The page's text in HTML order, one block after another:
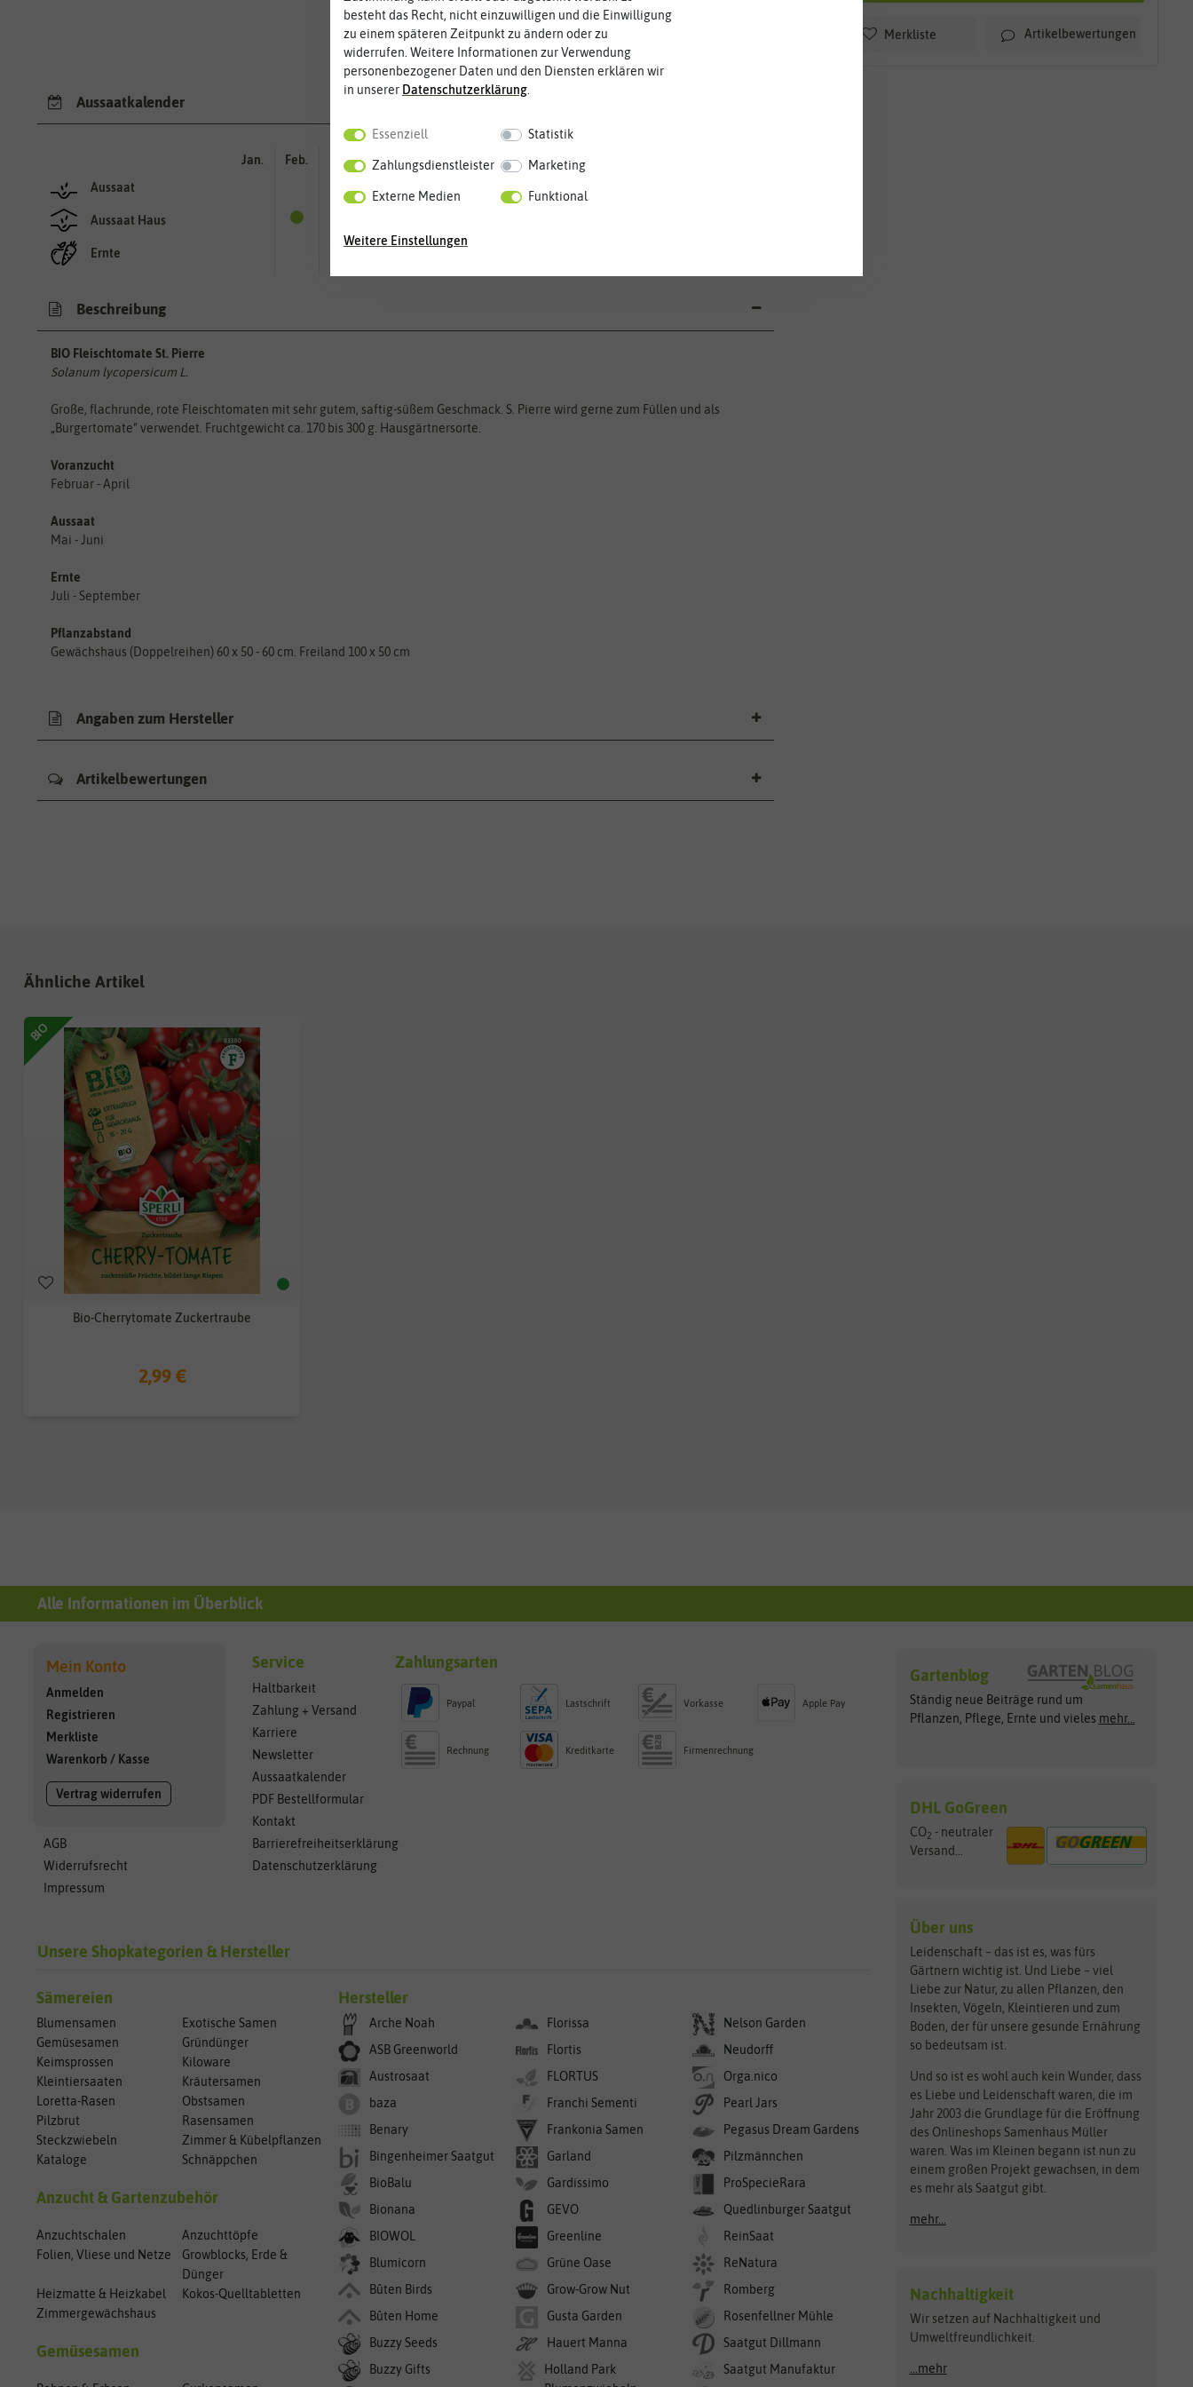
Merkliste Artikelbewertungen
Die Farbe der reifen Frucht, die
Aussaatkalender
Aussaat
Aussaat Haus
Ernte
Jan. Feb. Mär. Apr. Mai Jun. Jul. Aug.
Beschreibung
BIO Fleischtomate St. Pierre
Solanum lycopersicum L.
Große, flachrunde, rote Fleischtomaten mit sehr gutem, saftig-süßem Geschmack. S. Pierre wird gerne zum Füllen und als
„Burgertomate“ verwendet. Fruchtgewicht ca. 170 bis 300 g. Hausgärtnersorte.
Voranzucht
Februar - April
Aussaat
Mai - Juni
Ernte
Juli - September
Pflanzabstand
Gewächshaus (Doppelreihen) 60 x 50 - 60 cm. Freiland 100 x 50 cm
Angaben zum Hersteller
Artikelbewertungen
Ähnliche Artikel
BIO
Bio-Cherrytomate Zuckertraube
2,99 €
Alle Informationen im Überblick
Mein Konto
Anmelden
Registrieren
Merkliste
Warenkorb / Kasse
Vertrag widerrufen
AGB
Widerrufsrecht
Impressum
Service
Haltbarkeit
Zahlung + Versand
Karriere
Newsletter
Aussaatkalender
PDF Bestellformular
Kontakt
Barrierefreiheitserklärung
Datenschutzerklärung
Zahlungsarten
Paypal Lastschrift Vorkasse Apple Pay
Rechnung Kreditkarte Firmenrechnung
Unsere Shopkategorien & Hersteller
Sämereien
Blumensamen
Exotische Samen
Gemüsesamen
Gründünger
Keimsprossen
Kiloware
Kleintiersaaten
Kräutersamen
Loretta-Rasen
Obstsamen
Pilzbrut
Rasensamen
Steckzwiebeln
Zimmer & Kübelpflanzen
Kataloge
Schnäppchen
Anzucht & Gartenzubehör
Anzuchtschalen
Anzuchttöpfe
Folien, Vliese und Netze
Growblocks, Erde &
Dünger
Heizmatte & Heizkabel
Kokos-Quelltabletten
Zimmergewächshaus
Gemüsesamen
Hersteller
Arche Noah
ASB Greenworld
Austrosaat
baza
Benary
Bingenheimer Saatgut
BioBalu
Bionana
BIOWOL
Blumicorn
Bûten Birds
Bûten Home
Buzzy Seeds
Buzzy Gifts
Florissa
Flortis
FLORTUS
Franchi Sementi
Frankonia Samen
Garland
Gardissimo
GEVO
Greenline
Grüne Oase
Grow-Grow Nut
Gusta Garden
Hauert Manna
Holland Park
Nelson Garden
Neudorff
Orga.nico
Pearl Jars
Pegasus Dream Gardens
Pilzmännchen
ProSpecieRara
Quedlinburger Saatgut
ReinSaat
ReNatura
Romberg
Rosenfellner Mühle
Saatgut Dillmann
Saatgut Manufaktur
Gartenblog
Ständig neue Beiträge rund um
Pflanzen, Pflege, Ernte und vieles mehr...
DHL GoGreen
CO2 - neutraler
Versand...
Über uns
Leidenschaft – das ist es, was fürs
Gärtnern wichtig ist. Und Liebe – viel
Liebe zur Natur, zu allen Pflanzen, den
Insekten, Vögeln, Kleintieren und zum
Boden, der für unsere gesunde Ernährung
so bedeutsam ist.
Und so ist es wohl auch kein Wunder, dass
es Liebe und Leidenschaft waren, die im
Jahr 2003 die Grundlage für die Eröffnung
des Onlineshops Samenhaus Müller
waren. Was im Kleinen begann ist nun zu
einem großen Projekt gewachsen, in dem
es mehr als Saatgut gibt.
mehr...
Nachhaltigkeit
Wir setzen auf Nachhaltigkeit und
Umweltfreundlichkeit.
...mehr
besteht das Recht, nicht einzuwilligen und die Einwilligung
zu einem späteren Zeitpunkt zu ändern oder zu
widerrufen. Weitere Informationen zur Verwendung
personenbezogener Daten und den Diensten erklären wir
in unserer Daten­schutz­erklärung.
Essenziell Statistik
Zahlungsdienstleister Marketing
Externe Medien Funktional
Weitere Einstellungen